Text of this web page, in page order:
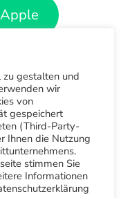
App-
Als
automatisch
gestalten und
wir
von
gespeichert
(Third-Party-
Ihnen die Nutzung
stimmen Sie
Informationen